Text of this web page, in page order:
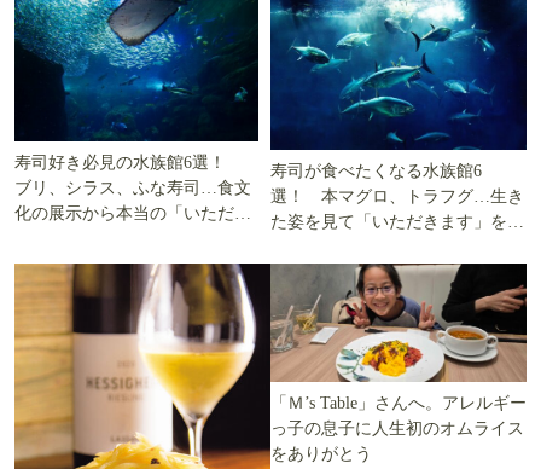
寿司好き必見の水族館6選！
ブリ、シラス、ふな寿司…食文
化の展示から本当の「いただき
寿司が食べたくなる水族館6
選！ 本マグロ、トラフグ…生き
た姿を見て「いただきます」を考
「Ｍ’s Table」さんへ。アレルギー
っ子の息子に人生初のオムライス
をありがとう